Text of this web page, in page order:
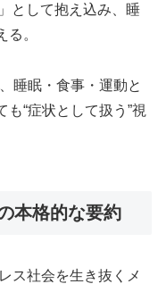
として抱え込み、睡
。
睡眠・食事・運動と
“症状として扱う”視
本格的な要約
ス社会を生き抜くメ